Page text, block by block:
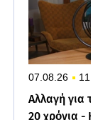
07.08.26
Αλλαγή για
20 χρόνια -